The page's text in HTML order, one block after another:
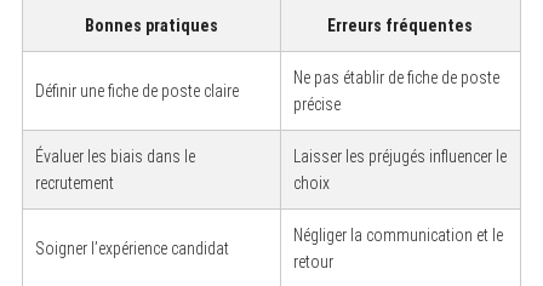
Bonnes pratiques Erreurs fréquentes
Définir une fiche de poste claire
Ne pas établir de fiche de poste
précise
Évaluer les biais dans le
recrutement
Laisser les préjugés influencer le
choix
Soigner l’expérience candidat
Négliger la communication et le
retour